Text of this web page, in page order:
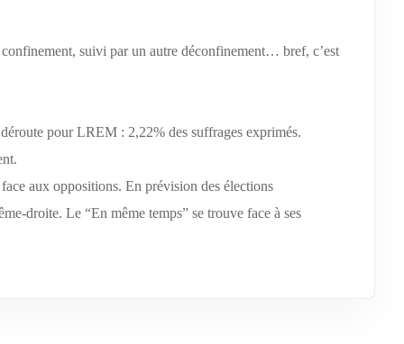
suivi par un autre déconfinement… bref, c’est
pour LREM : 2,22% des suffrages exprimés.
aux oppositions. En prévision des élections
droite. Le “En même temps” se trouve face à ses